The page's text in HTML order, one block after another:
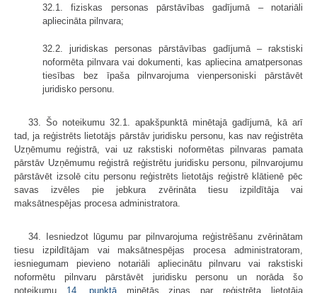
32.1. fiziskas personas pārstāvības gadījumā – notariāli
apliecināta pilnvara;
32.2. juridiskas personas pārstāvības gadījumā – rakstiski
noformēta pilnvara vai dokumenti, kas apliecina amatpersonas
tiesības bez īpaša pilnvarojuma vienpersoniski pārstāvēt
juridisko personu.
33. Šo noteikumu 32.1. apakšpunktā minētajā gadījumā, kā arī
tad, ja reģistrēts lietotājs pārstāv juridisku personu, kas nav reģistrēta
Uzņēmumu reģistrā, vai uz rakstiski noformētas pilnvaras pamata
pārstāv Uzņēmumu reģistrā reģistrētu juridisku personu, pilnvarojumu
pārstāvēt izsolē citu personu reģistrēts lietotājs reģistrē klātienē pēc
savas izvēles pie jebkura zvērināta tiesu izpildītāja vai
maksātnespējas procesa administratora.
34. Iesniedzot lūgumu par pilnvarojuma reģistrēšanu zvērinātam
tiesu izpildītājam vai maksātnespējas procesa administratoram,
iesniegumam pievieno notariāli apliecinātu pilnvaru vai rakstiski
noformētu pilnvaru pārstāvēt juridisku personu un norāda šo
noteikumu 14. punktāminētās ziņas par reģistrēta lietotāja